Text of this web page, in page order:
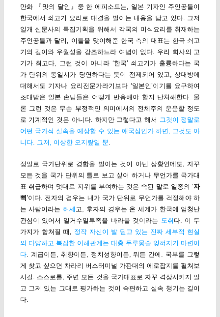
만화 『맛의 달인』중 한 에피소드는, 일본 기자인 주인공들이
한국에서 쇠고기 요리로 대결을 벌이는 내용을 담고 있다. 그저
일개 신문사의 특집기획을 위해서 각국의 미식요리를 취재하는
주인공들과 달리, 이들을 맞이해준 한국 측의 대표는 한국 쇠고
기의 깊이와 우월성을 강조하느라 여념이 없다. 우리 회사의 고
기가 최고다, 그런 것이 아니라 ‘한국’ 쇠고기가 훌륭하다는 국
가 단위의 동일시가 당연하다는 듯이 전제되어 있고, 상대방에
대해서도 기자나 요리전문가라기보다 ‘일본인’이기를 요구하여
초대받은 일본 손님들은 어떻게 반응해야 할지 난처해한다. 물
론 그런 것은 무슨 부정적인 의미에서의 전체주의 운운할 정도
로 기계적인 것은 아니다. 하지만 그렇다고 해서 그것이 정말로
어떤 국가적 실속을 예상할 수 있는 애국심인가 하면, 그것도 아
니다. 그저, 이상한 오지랖일 뿐.
정말로 국가단위로 경합을 벌이는 것이 아닌 상황인데도, 자꾸
모든 것을 국가 단위의 틀로 보고 싶어 하거나 무언가를 국가대
표 취급하며 멋대로 지위를 부여하는 것은 속된 말로 일종의 ‘자
뻑 ’이다. 전자의 경우는 내가 국가 단위로 무언가를 걱정해야 하
는 사람이라는허세 고, 후자의 경우는 온 세계가 한국에 엄청난
관심이 있어서 일거수일투족을 바라볼 것이라는 도취 다. 이 두
가지가 합쳐질 때, 정작 자신이 발 딛고 있는 진짜 세부적 현실
의 다양하고 복잡한 이해관계는 대충 두루뭉술 잊혀지기 마련이
다. 계급이든, 취향이든, 정치성향이든, 뭐든 간에. 국부를 그렇
게 찾고 싶으면 차라리 버스터미널 가판대의 에로잡지를 펼쳐보
시길. 스스로를, 주변 모든 것을 국가대표로 자꾸 격상시키지 말
고 그저 있는 그대로 평가하는 것이 속편하고 실속 챙기는 길이
다.